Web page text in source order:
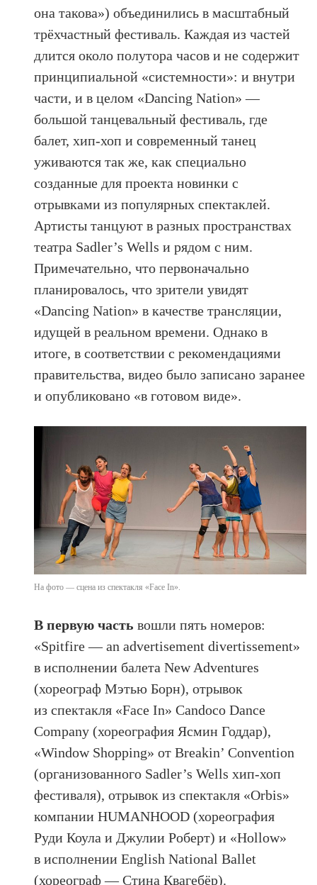
она такова») объединились в масштабный
трёхчастный фестиваль. Каждая из частей
длится около полутора часов и не содержит
принципиальной «системности»: и внутри
части, и в целом «Dancing Nation» —
большой танцевальный фестиваль, где
балет, хип-хоп и современный танец
уживаются так же, как специально
созданные для проекта новинки с
отрывками из популярных спектаклей.
Артисты танцуют в разных пространствах
театра Sadler’s Wells и рядом с ним.
Примечательно, что первоначально
планировалось, что зрители увидят
«Dancing Nation» в качестве трансляции,
идущей в реальном времени. Однако в
итоге, в соответствии с рекомендациями
правительства, видео было записано заранее
и опубликовано «в готовом виде».
На фото — сцена из спектакля «Face In».
В первую часть вошли пять номеров:
«Spitfire — an advertisement divertissement»
в исполнении балета New Adventures
(хореограф Мэтью Борн), отрывок
из спектакля «Face In» Candoco Dance
Company (хореография Ясмин Годдар),
«Window Shopping» от Breakin’ Convention
(организованного Sadler’s Wells хип-хоп
фестиваля), отрывок из спектакля «Orbis»
компании HUMANHOOD (хореография
Руди Коула и Джулии Роберт) и «Hollow»
в исполнении English National Ballet
(хореограф — Стина Квагебёр).